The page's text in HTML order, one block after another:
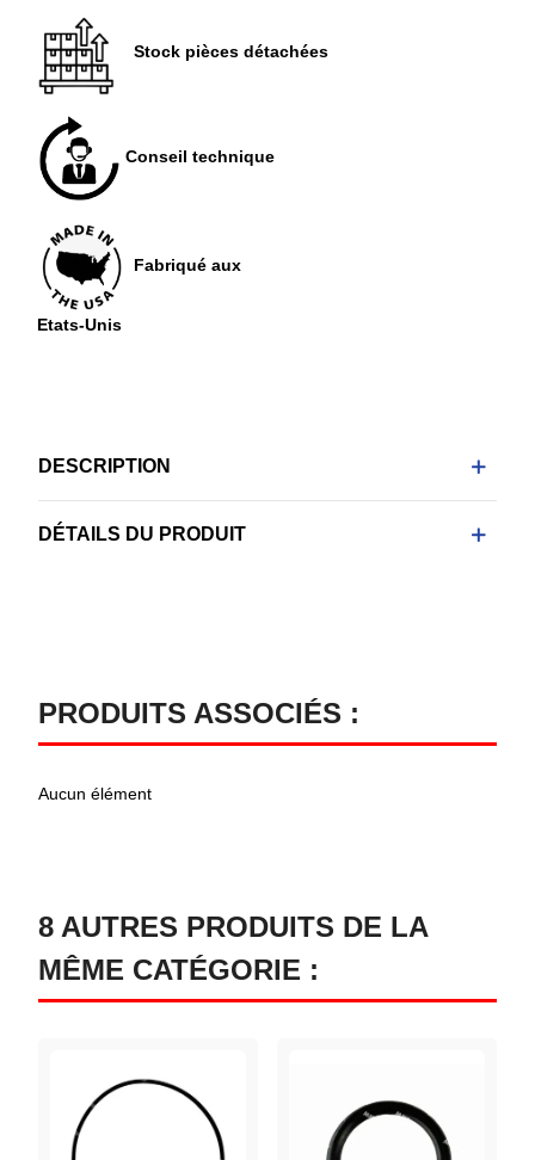
Stock pièces détachées
Conseil technique
Fabriqué aux
Etats-Unis
DESCRIPTION
DÉTAILS DU PRODUIT
PRODUITS ASSOCIÉS :
Aucun élément
8 AUTRES PRODUITS DE LA
MÊME CATÉGORIE :